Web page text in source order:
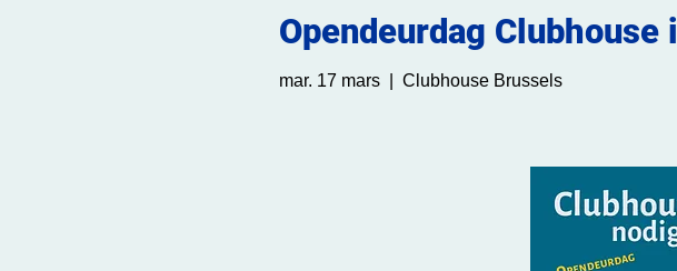
Opendeurdag Clubhouse
mar. 17 mars
  |
Clubhouse Brussels